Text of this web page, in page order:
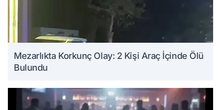
Mezarlıkta Korkunç Olay: 2 Kişi Araç İçinde Ölü
Bulundu